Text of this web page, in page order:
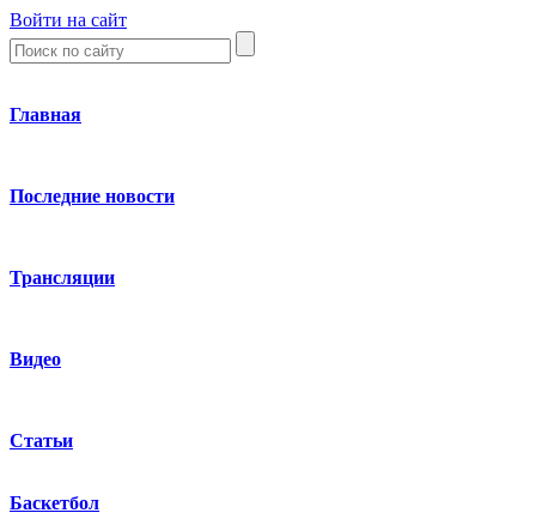
Войти на сайт
Главная
Последние новости
Трансляции
Видео
Статьи
Баскетбол